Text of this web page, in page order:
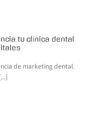
tu clínica dental
de marketing dental.